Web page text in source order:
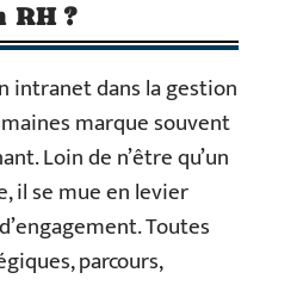
RH ?
intranet dans la gestion
marque souvent
Loin de n’être qu’un
il se mue en levier
Toutes
parcours,